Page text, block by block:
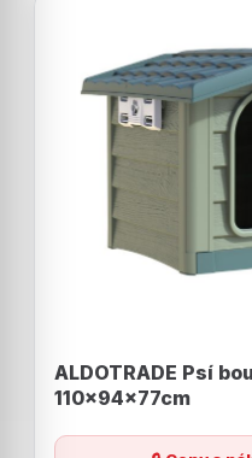
ALDOTRADE Psí
110x94x77cm